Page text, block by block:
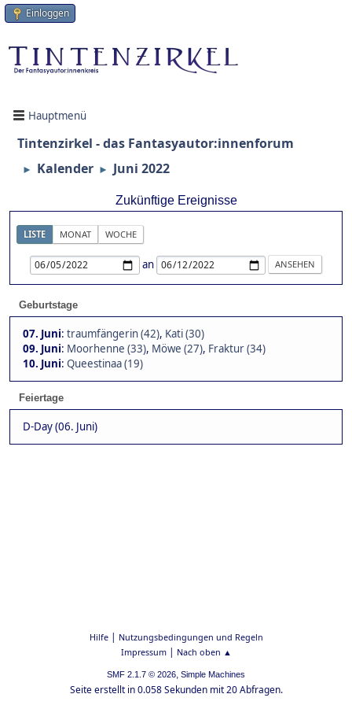
Einloggen
Hauptmenü
Tintenzirkel - das Fantasyautor:innenforum
► Kalender ► Juni 2022
Zukünftige Ereignisse
LISTE MONAT WOCHE
an
Geburtstage
07. Juni: traumfängerin (42), Kati (30)
09. Juni: Moorhenne (33), Möwe (27), Fraktur (34)
10. Juni: Queestinaa (19)
Feiertage
D-Day (06. Juni)
Hilfe| Nutzungsbedingungen und Regeln
Impressum| Nach oben ▲
SMF 2.1.7 © 2026, Simple Machines
Seite erstellt in 0.058 Sekunden mit 20 Abfragen.